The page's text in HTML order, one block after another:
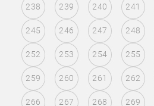
238 239 240 241
245 246 247 248
252 253 254 255
259 260 261 262
266 267 268 269